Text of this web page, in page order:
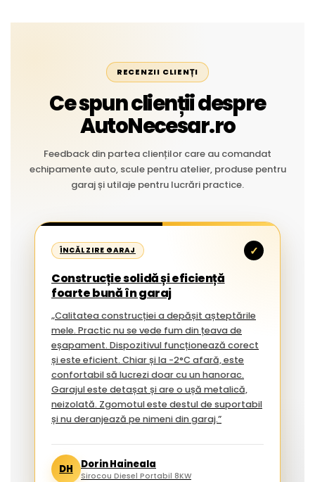
RECENZII CLIENȚI
Ce spun clienții despre
AutoNecesar.ro
Feedback din partea clienților care au comandat
echipamente auto, scule pentru atelier, produse pentru
garaj și utilaje pentru lucrări practice.
ÎNCĂLZIRE GARAJ ✓
Construcție solidă și eficiență
foarte bună în garaj
„Calitatea construcției a depășit așteptările
mele. Practic nu se vede fum din țeava de
eșapament. Dispozitivul funcționează corect
și este eficient. Chiar și la -2°C afară, este
confortabil să lucrezi doar cu un hanorac.
Garajul este detașat și are o ușă metalică,
neizolată. Zgomotul este destul de suportabil
și nu deranjează pe nimeni din garaj.”
DH Dorin Haineala
Sirocou Diesel Portabil 8KW